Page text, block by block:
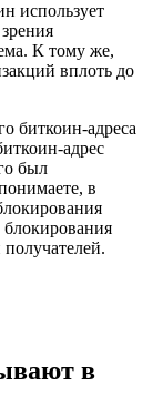
использует
К тому же,
вплоть до
биткоин-адреса
адрес
был
в
в